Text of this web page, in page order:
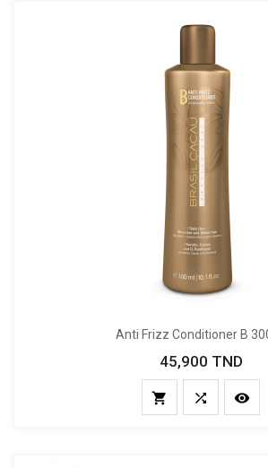
Anti Frizz Conditioner B
Prix
45,900 TND
  